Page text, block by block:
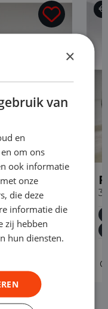
2023
€
×
van
en
om ons
ook informatie
onze
die deze
informatie die
zij hebben
hun diensten.